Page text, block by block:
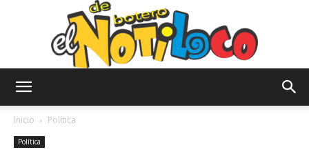
Inicio Política
Política